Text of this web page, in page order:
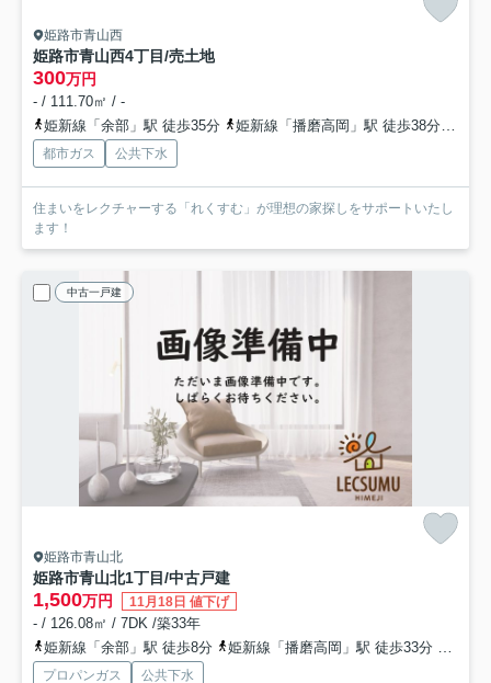
姫路市青山西
姫路市青山西4丁目/売土地
300万円
- / 111.70㎡ / -
姫新線「余部」駅 徒歩35分
姫新線「播磨高岡」駅 徒歩38分
都市ガス 公共下水
住まいをレクチャーする「れくすむ」が理想の家探しをサポートいたし
ます！
中古一戸建
姫路市青山北
姫路市青山北1丁目/中古戸建
1,500万円 11月18日 値下げ
- / 126.08㎡ / 7DK /築33年
姫新線「余部」駅 徒歩8分
姫新線「播磨高岡」駅 徒歩33分 山陽
プロパンガス 公共下水